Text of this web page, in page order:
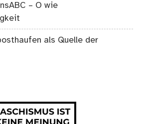
– O wie
als Quelle der